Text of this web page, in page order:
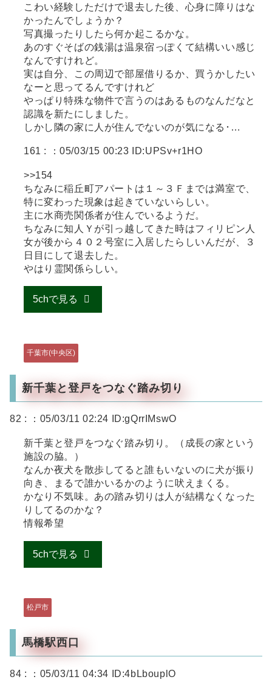
こわい経験しただけで退去した後、心身に障りはな
かったんでしょうか？
写真撮ったりしたら何か起こるかな。
あのすぐそばの銭湯は温泉宿っぽくて結構いい感じ
なんですけれど。
実は自分、この周辺で部屋借りるか、買うかしたい
なーと思ってるんですけれど
やっぱり特殊な物件で言うのはあるものなんだなと
認識を新たにしました。
しかし隣の家に人が住んでないのが気になる･…
161 : ：05/03/15 00:23 ID:UPSv+r1HO
>>154
ちなみに稲丘町アパートは１～３Ｆまでは満室で、
特に変わった現象は起きていないらしい。
主に水商売関係者が住んでいるようだ。
ちなみに知人Ｙが引っ越してきた時はフィリピン人
女が後から４０２号室に入居したらしいんだが、３
日目にして退去した。
やはり霊関係らしい。
5chで見る
千葉市(中央区)
新千葉と登戸をつなぐ踏み切り
82 : ：05/03/11 02:24 ID:gQrrIMswO
新千葉と登戸をつなぐ踏み切り。（成長の家という
施設の脇。）
なんか夜犬を散歩してると誰もいないのに犬が振り
向き、まるで誰かいるかのように吠えまくる。
かなり不気味。あの踏み切りは人が結構なくなった
りしてるのかな？
情報希望
5chで見る
松戸市
馬橋駅西口
84 : ：05/03/11 04:34 ID:4bLbouplO